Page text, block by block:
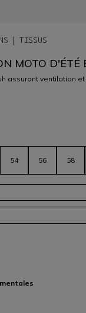
TISSUS
MOTO D'ÉTÉ
assurant ventilation
54 56 58